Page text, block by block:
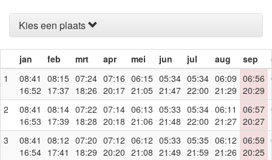
Kies een plaats
jan feb mrt apr mei jun jul aug sep
1
08:41
16:52
08:15
17:37
07:24
18:26
07:16
20:17
06:15
21:05
05:34
21:47
05:34
22:00
06:09
21:29
06:56
20:29
2
08:41
16:53
08:14
17:39
07:22
18:28
07:14
20:18
06:13
21:06
05:33
21:48
05:34
22:00
06:11
21:27
06:57
20:27
3
08:41
16:54
08:12
17:41
07:20
18:29
07:12
20:20
06:12
21:08
05:33
21:49
05:35
21:59
06:12
21:26
06:59
20:25